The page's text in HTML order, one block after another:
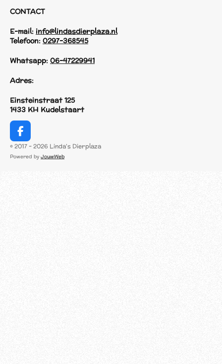
CONTACT
E-mail: info@lindasdierplaza.nl
Telefoon: 0297-368545
Whatsapp: 06-47229941
Adres:
Einsteinstraat 125
1433 KH Kudelstaart
F
a
c
© 2017 - 2026 Linda's Dierplaza
Powered by JouwWeb